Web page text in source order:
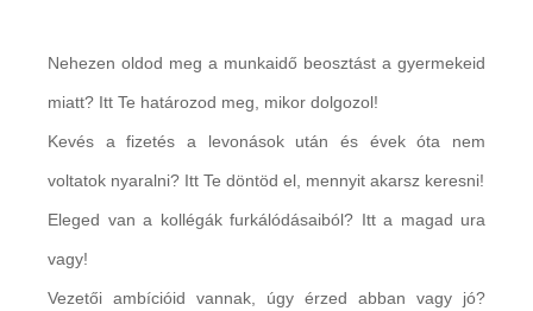
Nehezen oldod meg a munkaidő beosztást a gyermekeid
miatt? Itt Te határozod meg, mikor dolgozol!
Kevés a fizetés a levonások után és évek óta nem
voltatok nyaralni? Itt Te döntöd el, mennyit akarsz keresni!
Eleged van a kollégák furkálódásaiból? Itt a magad ura
vagy!
Vezetői ambícióid vannak, úgy érzed abban vagy jó?